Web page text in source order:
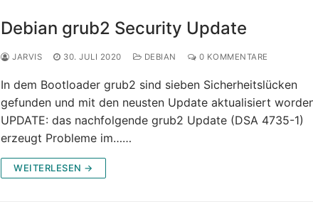
Debian grub2 Security Update
JARVIS 30. JULI 2020 DEBIAN 0 KOMMENTARE
In dem Bootloader grub2 sind sieben Sicherheitslücken
gefunden und mit den neusten Update aktualisiert
UPDATE: das nachfolgende grub2 Update (DSA 4735-1)
erzeugt Probleme im……
WEITERLESEN →